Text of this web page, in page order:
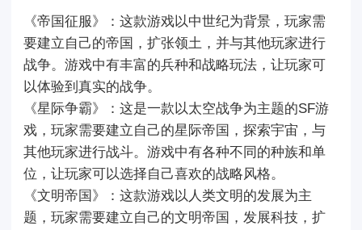
《帝国征服》：这款游戏以中世纪为背景，玩家需
要建立自己的帝国，扩张领土，并与其他玩家进行
战争。游戏中有丰富的兵种和战略玩法，让玩家可
以体验到真实的战争。
《星际争霸》：这是一款以太空战争为主题的SF游
戏，玩家需要建立自己的星际帝国，探索宇宙，与
其他玩家进行战斗。游戏中有各种不同的种族和单
位，让玩家可以选择自己喜欢的战略风格。
《文明帝国》：这款游戏以人类文明的发展为主
题，玩家需要建立自己的文明帝国，发展科技，扩